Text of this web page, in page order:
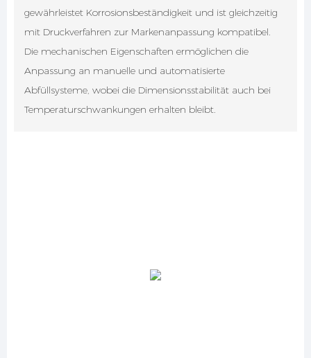
gewährleistet Korrosionsbeständigkeit und ist gleichzeitig
mit Druckverfahren zur Markenanpassung kompatibel.
Die mechanischen Eigenschaften ermöglichen die
Anpassung an manuelle und automatisierte
Abfüllsysteme, wobei die Dimensionsstabilität auch bei
Temperaturschwankungen erhalten bleibt.